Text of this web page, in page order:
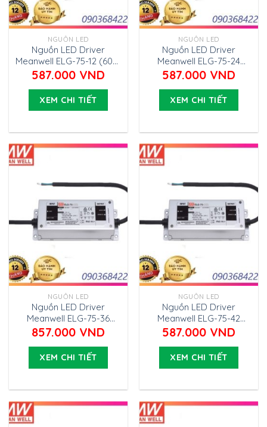
NGUỒN LED
Nguồn LED Driver
Meanwell ELG-75-12 (60W
12V 5A)
587.000 VND
XEM CHI TIẾT
NGUỒN LED
Nguồn LED Driver
Meanwell ELG-75-24
(75.6W 24V 3.15A)
587.000 VND
XEM CHI TIẾT
NGUỒN LED
Nguồn LED Driver
Meanwell ELG-75-36
(75.6W 36V 2.1A)
857.000 VND
XEM CHI TIẾT
NGUỒN LED
Nguồn LED Driver
Meanwell ELG-75-42
(75.6W 42V 1.8A)
587.000 VND
XEM CHI TIẾT